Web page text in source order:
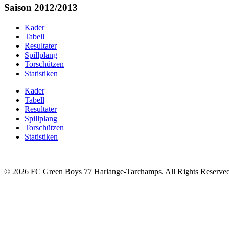
Saison 2012/2013
Kader
Tabell
Resultater
Spillplang
Torschützen
Statistiken
Kader
Tabell
Resultater
Spillplang
Torschützen
Statistiken
© 2026 FC Green Boys 77 Harlange-Tarchamps. All Rights